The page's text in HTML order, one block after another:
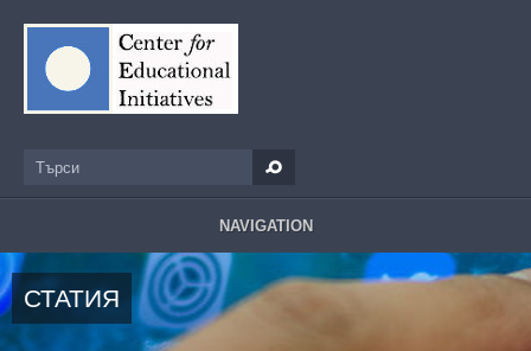
Търси
NAVIGATION
СТАТИЯ